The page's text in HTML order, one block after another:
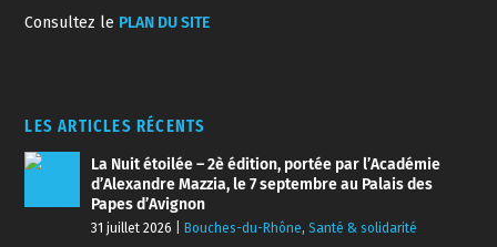
Consultez le PLAN DU SITE
LES ARTICLES RÉCENTS
La Nuit étoilée – 2è édition, portée par l’Académie
d’Alexandre Mazzia, le 7 septembre au Palais des
Papes d’Avignon
31 juillet 2026 Bouches-du-Rhône,Santé & solidarité